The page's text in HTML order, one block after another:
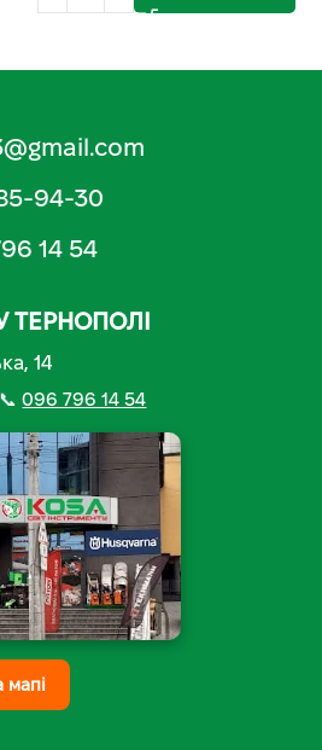
94-30
14 54
ТЕРНОПОЛІ
14
096 796 14 54
мапі